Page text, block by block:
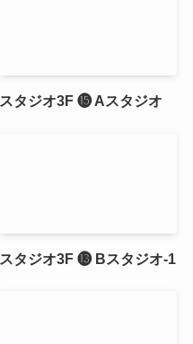
スタジオ3F ⓯ Aスタジオ
スタジオ3F ⓭ Bスタジオ-1